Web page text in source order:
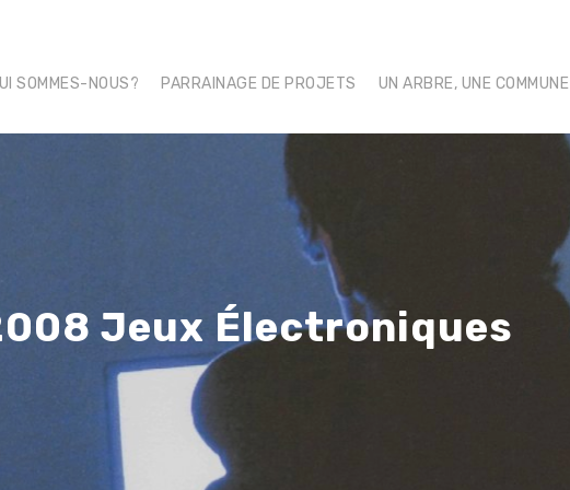
SOMMES-NOUS? PARRAINAGE DE PROJETS UN ARBRE, UNE COMMUNE
Jeux Électroniques